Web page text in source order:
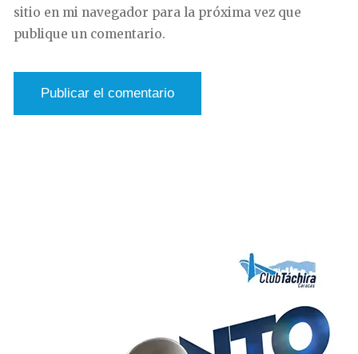
sitio en mi navegador para la próxima vez que
publique un comentario.